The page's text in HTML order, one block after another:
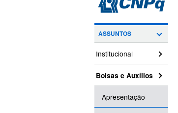
ASSUNTOS
Institucional
Bolsas e Auxílios
Apresentação